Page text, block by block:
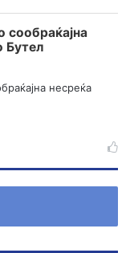
сообраќајна
Бутел
несреќа